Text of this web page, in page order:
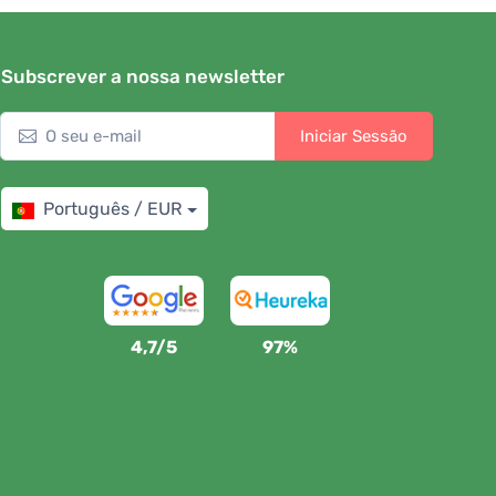
Subscrever a nossa newsletter
Iniciar Sessão
Português / EUR
4,7/5 97%